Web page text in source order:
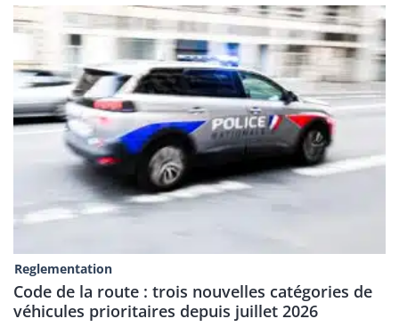
Reglementation
Code de la route : trois nouvelles catégories de
véhicules prioritaires depuis juillet 2026